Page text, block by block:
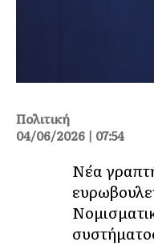
Πολιτική
04/06/2026 | 07:54
Νέα